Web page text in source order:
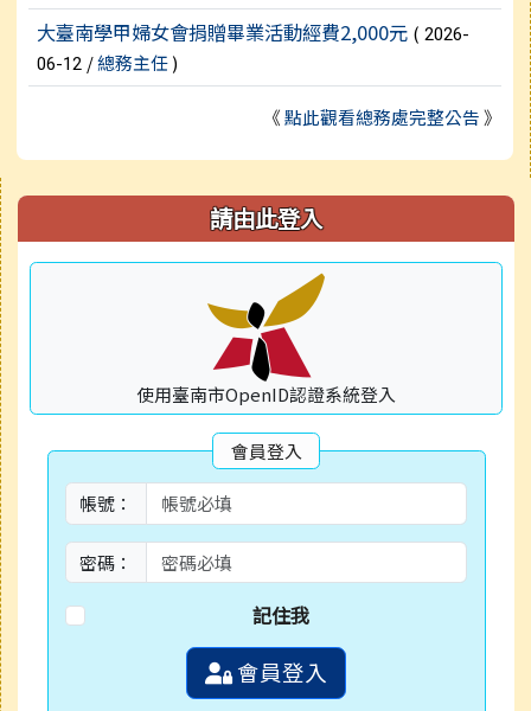
大臺南學甲婦女會捐贈畢業活動經費2,000元 ( 2026-
06-12 /總務主任)
《點此觀看總務處完整公告》
右邊區域內容 請由此登入
使用臺南市OpenID認證系統登入
會員登入
帳號：
密碼：
記住我
會員登入